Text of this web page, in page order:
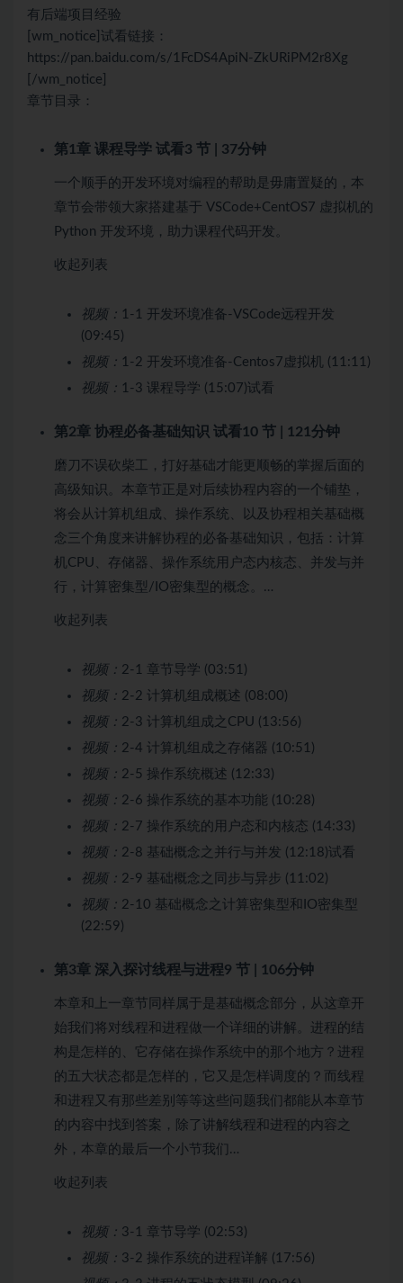
有后端项目经验
[wm_notice]试看链接：
https://pan.baidu.com/s/1FcDS4ApiN-ZkURiPM2r8Xg
[/wm_notice]
章节目录：
第1章 课程导学 试看3 节 | 37分钟
一个顺手的开发环境对编程的帮助是毋庸置疑的，本
章节会带领大家搭建基于 VSCode+CentOS7 虚拟机的
Python 开发环境，助力课程代码开发。
收起列表
视频： 1-1 开发环境准备-VSCode远程开发
(09:45)
视频： 1-2 开发环境准备-Centos7虚拟机 (11:11)
视频： 1-3 课程导学 (15:07)试看
第2章 协程必备基础知识 试看10 节 | 121分钟
磨刀不误砍柴工，打好基础才能更顺畅的掌握后面的
高级知识。本章节正是对后续协程内容的一个铺垫，
将会从计算机组成、操作系统、以及协程相关基础概
念三个角度来讲解协程的必备基础知识，包括：计算
机CPU、存储器、操作系统用户态内核态、并发与并
行，计算密集型/IO密集型的概念。…
收起列表
视频： 2-1 章节导学 (03:51)
视频： 2-2 计算机组成概述 (08:00)
视频： 2-3 计算机组成之CPU (13:56)
视频： 2-4 计算机组成之存储器 (10:51)
视频： 2-5 操作系统概述 (12:33)
视频： 2-6 操作系统的基本功能 (10:28)
视频： 2-7 操作系统的用户态和内核态 (14:33)
视频： 2-8 基础概念之并行与并发 (12:18)试看
视频： 2-9 基础概念之同步与异步 (11:02)
视频： 2-10 基础概念之计算密集型和IO密集型
(22:59)
第3章 深入探讨线程与进程9 节 | 106分钟
本章和上一章节同样属于是基础概念部分，从这章开
始我们将对线程和进程做一个详细的讲解。进程的结
构是怎样的、它存储在操作系统中的那个地方？进程
的五大状态都是怎样的，它又是怎样调度的？而线程
和进程又有那些差别等等这些问题我们都能从本章节
的内容中找到答案，除了讲解线程和进程的内容之
外，本章的最后一个小节我们…
收起列表
视频： 3-1 章节导学 (02:53)
视频： 3-2 操作系统的进程详解 (17:56)